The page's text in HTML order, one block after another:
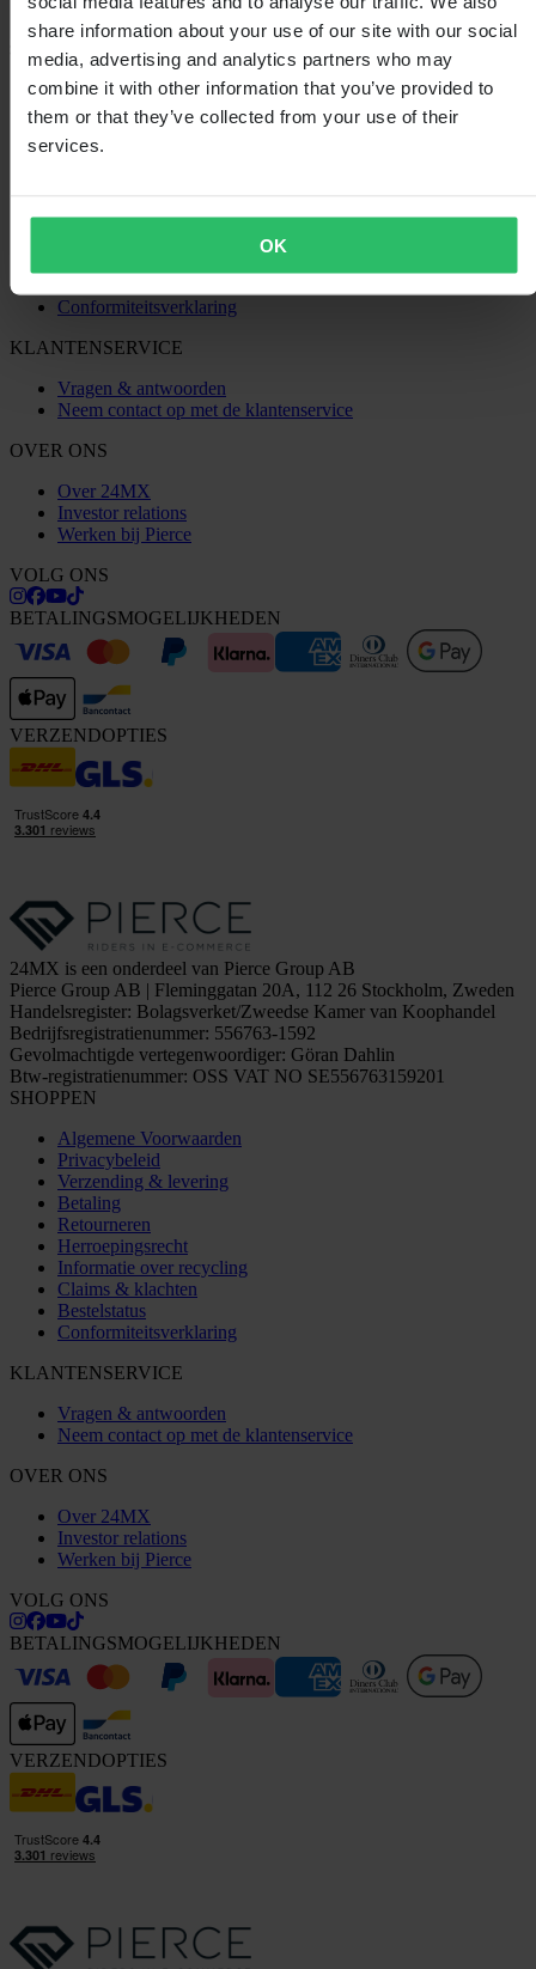
share information about your use of our site with our social
media, advertising and analytics partners who may
combine it with other information that you’ve provided to
them or that they’ve collected from your use of their
services.
OK
Laden...
SHOPPEN
Algemene Voorwaarden
Privacybeleid
Verzending & levering
Herroepingsrecht
Conformiteitsverklaring
KLANTENSERVICE
Vragen & antwoorden
Neem contact op met de klantenservice
OVER ONS
Over 24MX
Investor relations
Werken bij Pierce
VOLG ONS
BETALINGSMOGELIJKHEDEN
VERZENDOPTIES
24MX is een onderdeel van Pierce Group AB
Pierce Group AB | Fleminggatan 20A, 112 26 Stockholm, Zweden
Handelsregister: Bolagsverket/Zweedse Kamer van Koophandel
Bedrijfsregistratienummer: 556763-1592
Gevolmachtigde vertegenwoordiger: Göran Dahlin
Btw-registratienummer: OSS VAT NO SE556763159201
SHOPPEN
Algemene Voorwaarden
Privacybeleid
Verzending & levering
Betaling
Retourneren
Herroepingsrecht
Informatie over recycling
Claims & klachten
Bestelstatus
Conformiteitsverklaring
KLANTENSERVICE
Vragen & antwoorden
Neem contact op met de klantenservice
OVER ONS
Over 24MX
Investor relations
Werken bij Pierce
VOLG ONS
BETALINGSMOGELIJKHEDEN
VERZENDOPTIES